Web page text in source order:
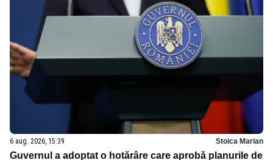
6 aug. 2026, 15:39 Stoica Marian
Guvernul a adoptat o hotărâre care aprobă planurile de